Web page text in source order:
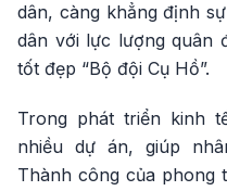
dân, càng khẳng định
dân với lực lượng quân
tốt đẹp “Bộ đội Cụ Hồ”.
Trong phát triển kinh
nhiều dự án, giúp
Thành công của phong